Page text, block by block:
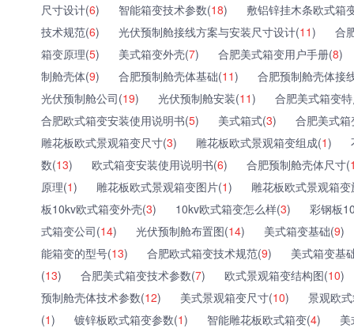
尺寸设计(6) 智能箱变技术参数(18)
敷铝锌挂木条欧式箱
技术规范(6) 光伏预制舱接线方案与安装尺寸设计(11)
合
箱变原理(5) 美式箱变外壳(7) 合肥美式箱变用户手册(8)
制舱壳体(9) 合肥预制舱壳体基础(11)
合肥预制舱壳体接
光伏预制舱公司(19) 光伏预制舱安装(11)
合肥美式箱变
合肥欧式箱变安装使用说明书(5) 美式箱式(3)
合肥美式
雕花板欧式景观箱变尺寸(3) 雕花板欧式景观箱变组成(1)
数(13) 欧式箱变安装使用说明书(6) 合肥预制舱壳体尺寸(
原理(1) 雕花板欧式景观箱变图片(1)
雕花板欧式景观箱
板10kv欧式箱变外壳(3) 10kv欧式箱变怎么样(3)
彩钢板
式箱变公司(14) 光伏预制舱布置图(14) 美式箱变基础(9)
能箱变的型号(13) 合肥欧式箱变技术规范(9)
美式箱变基
(13) 合肥美式箱变技术参数(7) 欧式景观箱变结构图(10)
预制舱壳体技术参数(12) 美式景观箱变尺寸(10)
景观欧
(1) 镀锌板欧式箱变参数(1) 智能雕花板欧式箱变(4)